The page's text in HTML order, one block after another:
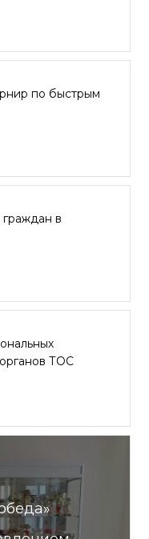
по быстрым
в
ТОС